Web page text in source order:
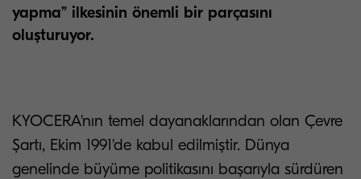
yapma” ilkesinin önemli bir parçasını
oluşturuyor.
KYOCERA'nın temel dayanaklarından olan Çevre
Şartı, Ekim 1991'de kabul edilmiştir. Dünya
genelinde büyüme politikasını başarıyla sürdüren